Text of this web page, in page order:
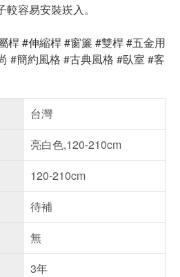
容易安裝崁入。
桿 #伸縮桿 #窗簾 #雙桿 #五金用
#簡約風格 #古典風格 #臥室 #客
台灣
亮白色,120-210cm
120-210cm
待補
無
3年